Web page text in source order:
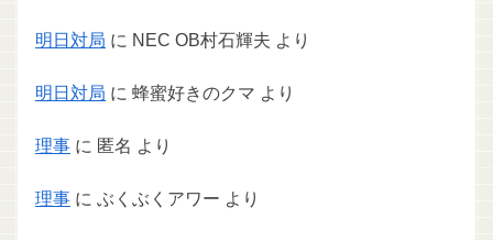
明日対局 に NEC OB村石輝夫 より
明日対局 に 蜂蜜好きのクマ より
理事 に 匿名 より
理事 に ぶくぶくアワー より